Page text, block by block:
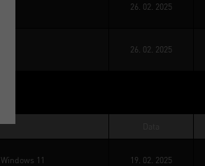
26. 02. 2025
26. 02. 2025
Windows 11 19. 02. 2025